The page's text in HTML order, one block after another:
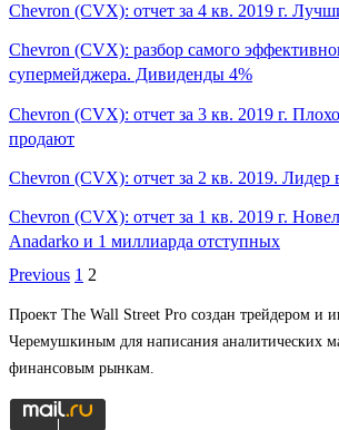
Chevron (CVX): отчет за 4 кв. 2019 г.
Chevron (CVX): разбор самого
супермейджера. Дивиденды 4%
Chevron (CVX): отчет за 3 кв. 2019 г.
продают
Chevron (CVX): отчет за 2 кв. 2019. Лидер
Chevron (CVX): отчет за 1 кв. 2019 г.
Anadarko и 1 миллиарда отступных
Previous 1 2
Проект The Wall Street Pro создан трейдером и
Черемушкиным для написания аналитических
финансовым рынкам.